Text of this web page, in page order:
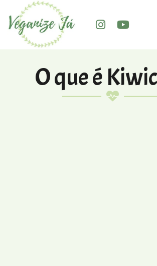
O que é